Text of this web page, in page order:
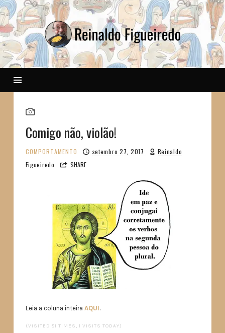
Reinaldo
Comigo não, violão!
COMPORTAMENTO setembro 27, 2017
Reinaldo
Figueiredo
SHARE
Leia a coluna inteira AQUI.
(VISITED 81 TIMES, 1 VISITS TODAY)